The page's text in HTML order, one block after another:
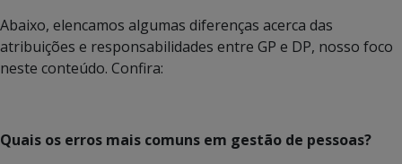
Abaixo, elencamos algumas diferenças acerca das
atribuições e responsabilidades entre GP e DP, nosso foco
neste conteúdo. Confira:
Quais os erros mais comuns em gestão de pessoas?